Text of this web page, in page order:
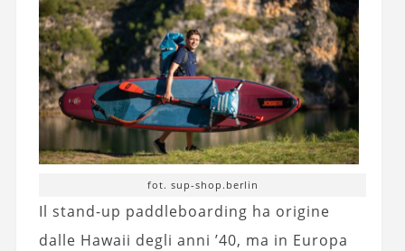
fot. sup-shop.berlin
Il stand-up paddleboarding ha origine
dalle Hawaii degli anni ’40, ma in Europa